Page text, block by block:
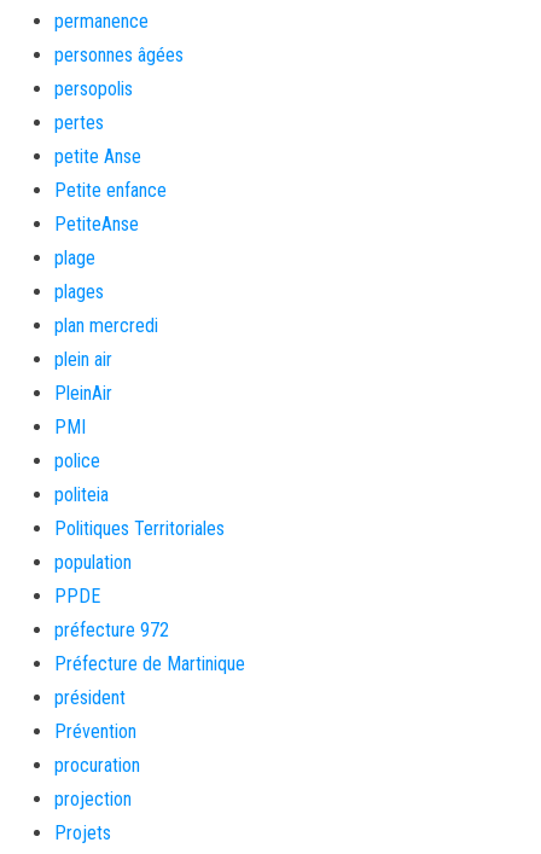
permanence
personnes âgées
persopolis
pertes
petite Anse
Petite enfance
PetiteAnse
plage
plages
plan mercredi
plein air
PleinAir
PMI
police
politeia
Politiques Territoriales
population
PPDE
préfecture 972
Préfecture de Martinique
président
Prévention
procuration
projection
Projets